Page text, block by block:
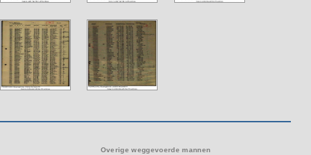
Overige weggevoerde mannen